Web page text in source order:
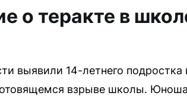
о теракте в
выявили 14-летнего
взрыве школы. Юноша